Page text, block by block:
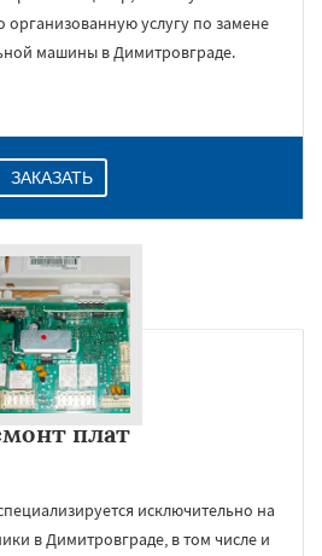
организованную услугу по замене
машины в Димитровграде.
ЗАКАЗАТЬ
плат
исключительно на
в Димитровграде, в том числе и